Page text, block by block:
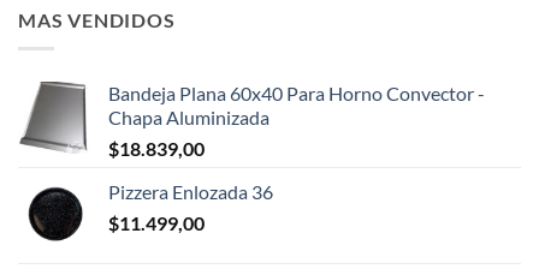
MAS VENDIDOS
Bandeja Plana 60x40 Para Horno Convector -
Chapa Aluminizada
$18.839,00
Pizzera Enlozada 36
$11.499,00